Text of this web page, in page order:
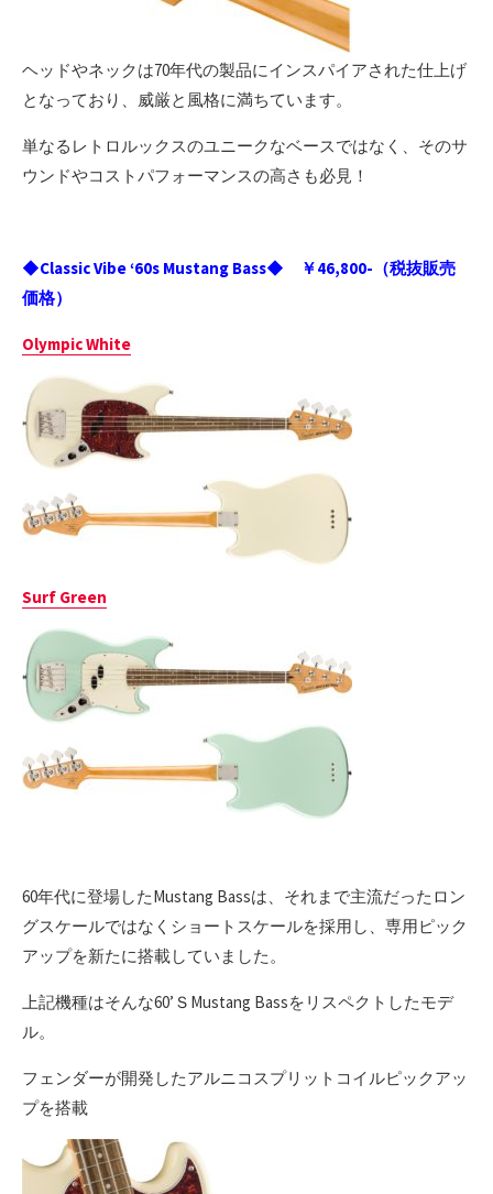
ヘッドやネックは70年代の製品にインスパイアされた仕上げ
となっており、威厳と風格に満ちています。
単なるレトロルックスのユニークなベースではなく、そのサ
ウンドやコストパフォーマンスの高さも必見！
◆Classic Vibe ‘60s Mustang Bass◆ ￥46,800-（税抜販売
価格）
Olympic White
Surf Green
60年代に登場したMustang Bassは、それまで主流だったロン
グスケールではなくショートスケールを採用し、専用ピック
アップを新たに搭載していました。
上記機種はそんな60’ＳMustang Bassをリスペクトしたモデ
ル。
フェンダーが開発したアルニコスプリットコイルピックアッ
プを搭載